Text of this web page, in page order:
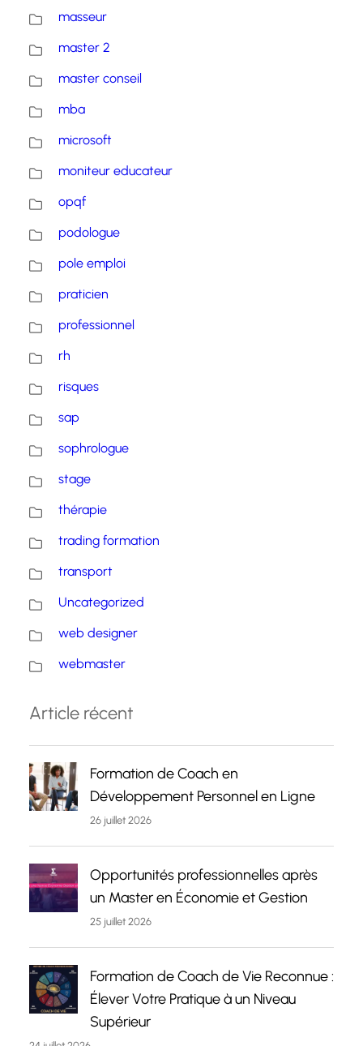
masseur
master 2
master conseil
mba
microsoft
moniteur educateur
opqf
podologue
pole emploi
praticien
professionnel
rh
risques
sap
sophrologue
stage
thérapie
trading formation
transport
Uncategorized
web designer
webmaster
Article récent
Formation de Coach en
Développement Personnel en Ligne
26 juillet 2026
Opportunités professionnelles après
un Master en Économie et Gestion
25 juillet 2026
Formation de Coach de Vie Reconnue :
Élever Votre Pratique à un Niveau
Supérieur